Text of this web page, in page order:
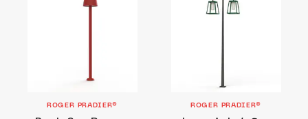
ROGER PRADIER® ROGER PRADIER®